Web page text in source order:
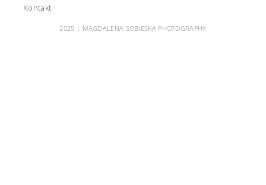
Kontakt
2025 | MAGDALENA SOBIESKA PHOTOGRAPHY